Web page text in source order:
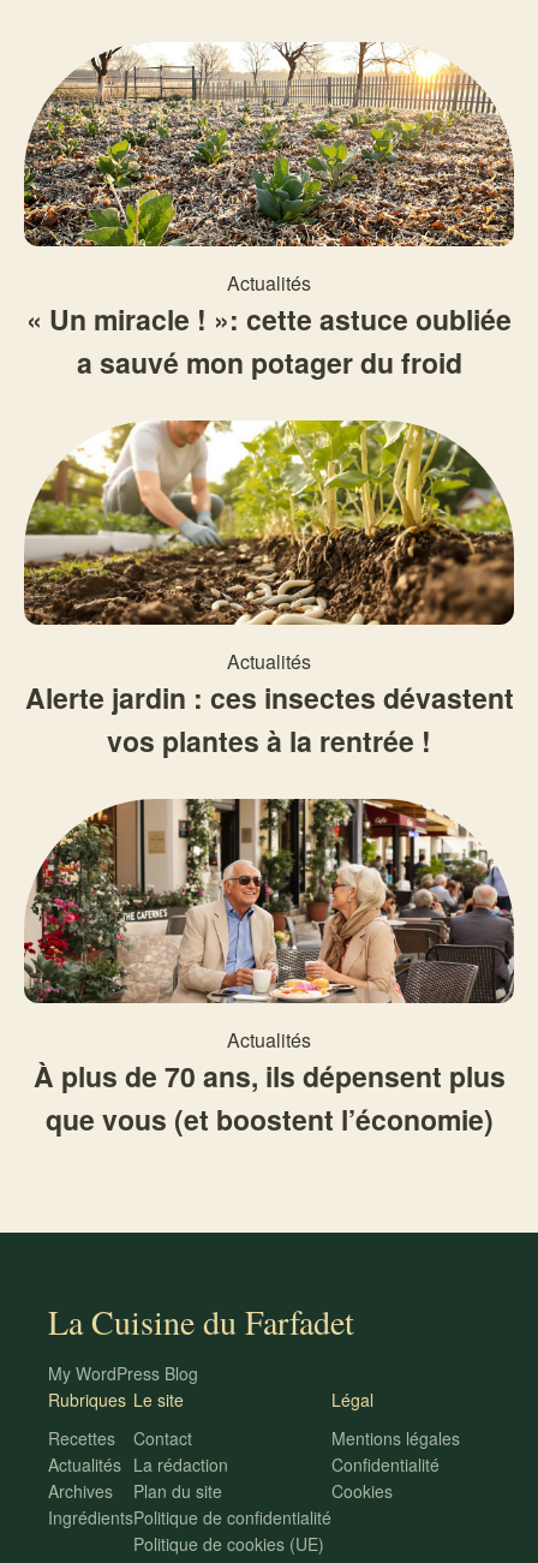
Actualités
« Un miracle ! »: cette astuce oubliée
a sauvé mon potager du froid
Actualités
Alerte jardin : ces insectes dévastent
vos plantes à la rentrée !
Actualités
À plus de 70 ans, ils dépensent plus
que vous (et boostent l’économie)
La Cuisine du Farfadet
My WordPress Blog
Rubriques
Recettes
Actualités
Archives
Ingrédients
Le site
Contact
La rédaction
Plan du site
Politique de confidentialité
Politique de cookies (UE)
Légal
Mentions légales
Confidentialité
Cookies